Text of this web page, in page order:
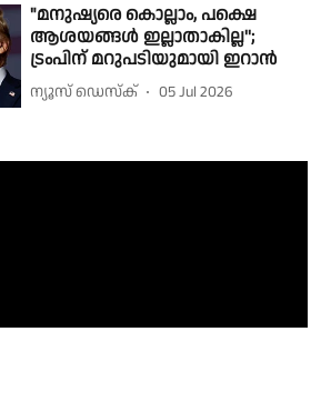
"മനുഷ്യരെ കൊല്ലാം, പക്ഷെ
ആശയങ്ങള്‍ ഇല്ലാതാകില്ല'';
ട്രംപിന് മറുപടിയുമായി ഇറാന്‍
ന്യൂസ് ഡെസ്ക് 05 Jul 2026